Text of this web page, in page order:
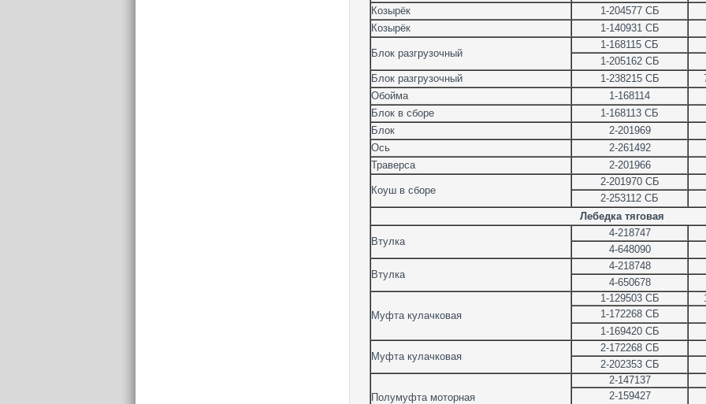
Козырёк
1-204577 СБ
Козырёк
1-140931 СБ
Блок разгрузочный
1-168115 СБ
1-205162 СБ
Блок разгрузочный
1-238215 СБ
Обойма
1-168114
Блок в сборе
1-168113 СБ
Блок
2-201969
Ось
2-261492
Траверса
2-201966
Коуш в сборе
2-201970 СБ
2-253112 СБ
Лебедка тяговая
Втулка
4-218747
4-648090
Втулка
4-218748
4-650678
Муфта кулачковая
1-129503 СБ
1-172268 СБ
1-169420 СБ
Муфта кулачковая
2-172268 СБ
2-202353 СБ
Полумуфта моторная
2-147137
2-159427